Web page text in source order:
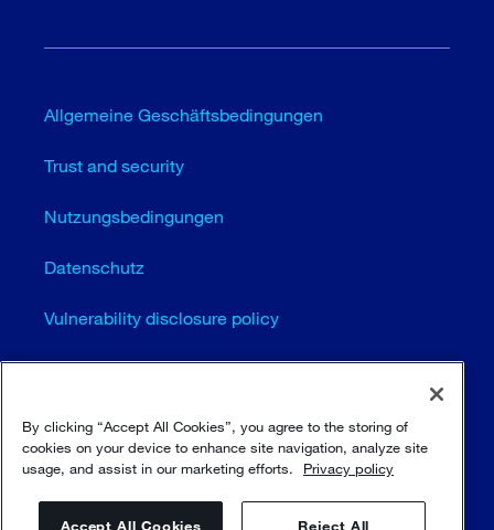
Allgemeine Geschäftsbedingungen
Trust and security
Nutzungsbedingungen
Datenschutz
Vulnerability disclosure policy
Cookie-Einstellungen (EN)
Seitenübersicht
© Sulzer Ltd 1996 - 2025
By clicking “Accept All Cookies”, you agree to the storing of
cookies on your device to enhance site navigation, analyze site
usage, and assist in our marketing efforts.
Privacy policy
Accept All Cookies Reject All